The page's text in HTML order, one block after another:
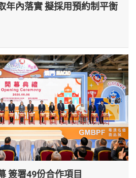
年內落實 擬採用預約制平衡
簽署49份合作項目